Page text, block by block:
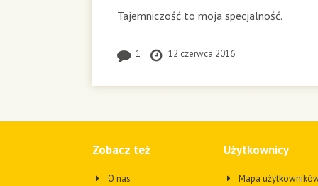
Tajemniczość to moja specjalność.
1 12 czerwca 2016
Zobacz też
O nas
Użytkownicy
Mapa